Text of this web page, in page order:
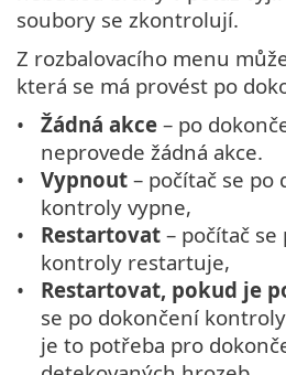
soubory se zkontrolují.
Z rozbalovacího menu
která se má provést po
Žádná akce – po
neprovede žádná akce.
Vypnout – počítač se po
kontroly vypne,
Restartovat – počítač
kontroly restartuje,
Restartovat, pokud je
se po dokončení
je to potřeba pro